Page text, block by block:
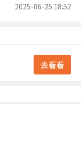
2025-06-25 18:52
去看看